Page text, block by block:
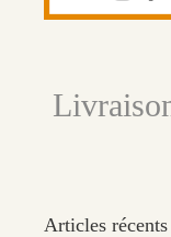
Articles récents